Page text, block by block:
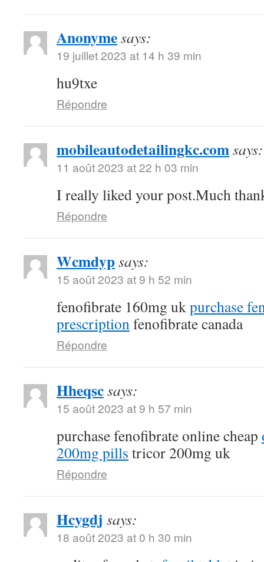
Anonymesays:
19 juillet 2023 at 14 h 39 min
hu9txe
Répondre
mobileautodetailingkc.comsays:
11 août 2023 at 22 h 03 min
I really liked your post.Much
Répondre
Wcmdypsays:
15 août 2023 at 9 h 52 min
fenofibrate 160mg ukpurchase
prescriptionfenofibrate canada
Répondre
Hheqscsays:
15 août 2023 at 9 h 57 min
purchase fenofibrate online cheap
200mg pills tricor 200mg uk
Répondre
Hcygdj says:
18 août 2023 at 0 h 30 min